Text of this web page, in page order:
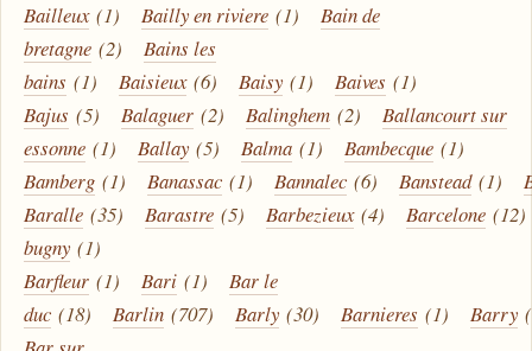
Bailleux (1) Bailly en riviere (1)
Bain de
bretagne (2)
Bains les
bains (1) Baisieux (6) Baisy (1) Baives (1)
Bajus (5) Balaguer (2) Balinghem (2)
Ballancourt sur
essonne (1) Ballay (5) Balma (1) Bambecque (1)
Bamberg (1) Banassac (1) Bannalec (6) Banstead (1)
Baralle (35) Barastre (5) Barbezieux (4) Barcelone (12)
bugny (1)
Barfleur (1) Bari (1)
Bar le
duc (18) Barlin (707) Barly (30) Barnieres (1) Barry